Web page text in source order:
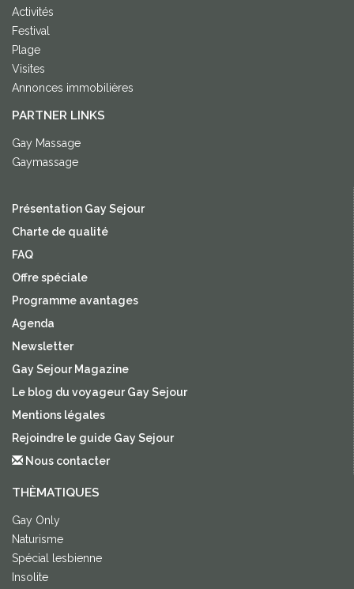
Activités
Festival
Plage
Visites
Annonces immobilières
PARTNER LINKS
Gay Massage
Gaymassage
Présentation Gay Sejour
Charte de qualité
FAQ
Offre spéciale
Programme avantages
Agenda
Newsletter
Gay Sejour Magazine
Le blog du voyageur Gay Sejour
Mentions légales
Rejoindre le guide Gay Sejour
Nous contacter
THÈMATIQUES
Gay Only
Naturisme
Spécial lesbienne
Insolite